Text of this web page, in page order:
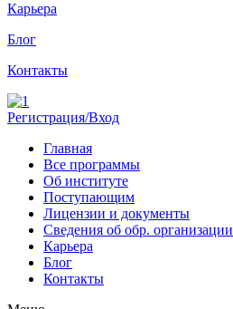
Карьера
Блог
Контакты
Регистрация/Вход
Главная
Все программы
Об институте
Поступающим
Лицензии и документы
Сведения об обр. организации
Карьера
Блог
Контакты